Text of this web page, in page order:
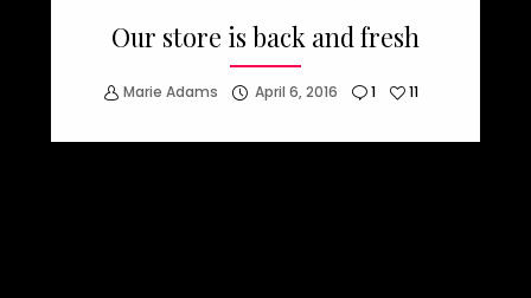
Our store is back and fresh
Marie Adams April 6, 2016 1 11